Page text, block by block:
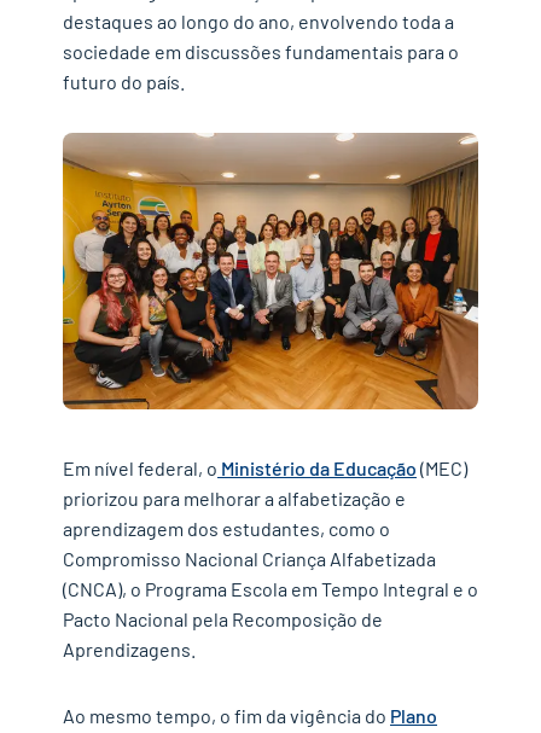
destaques ao longo do ano, envolvendo toda a
sociedade em discussões fundamentais para o
futuro do país.
Em nível federal, o Ministério da Educação (MEC)
priorizou para melhorar a alfabetização e
aprendizagem dos estudantes, como o
Compromisso Nacional Criança Alfabetizada
(CNCA), o Programa Escola em Tempo Integral e o
Pacto Nacional pela Recomposição de
Aprendizagens
Ao mesmo tempo, o fim da vigência do Plano